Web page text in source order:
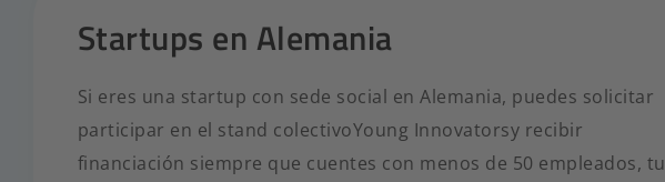
Startups en Alemania
Si eres una startup con sede social en Alemania, puedes solicitar
participar en el stand colectivoYoung Innovatorsy recibir
financiación siempre que cuentes con menos de 50 empleados, tu